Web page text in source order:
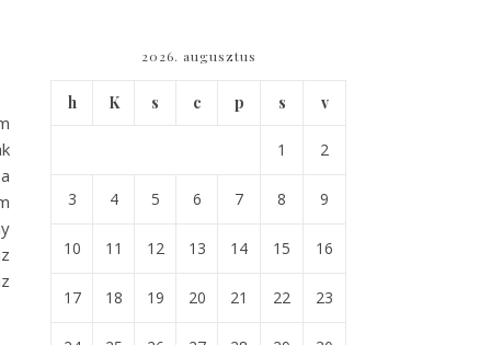
2026. augusztus
h K s c p s v
1 2
3 4 5 6 7 8 9
10 11 12 13 14 15 16
17 18 19 20 21 22 23